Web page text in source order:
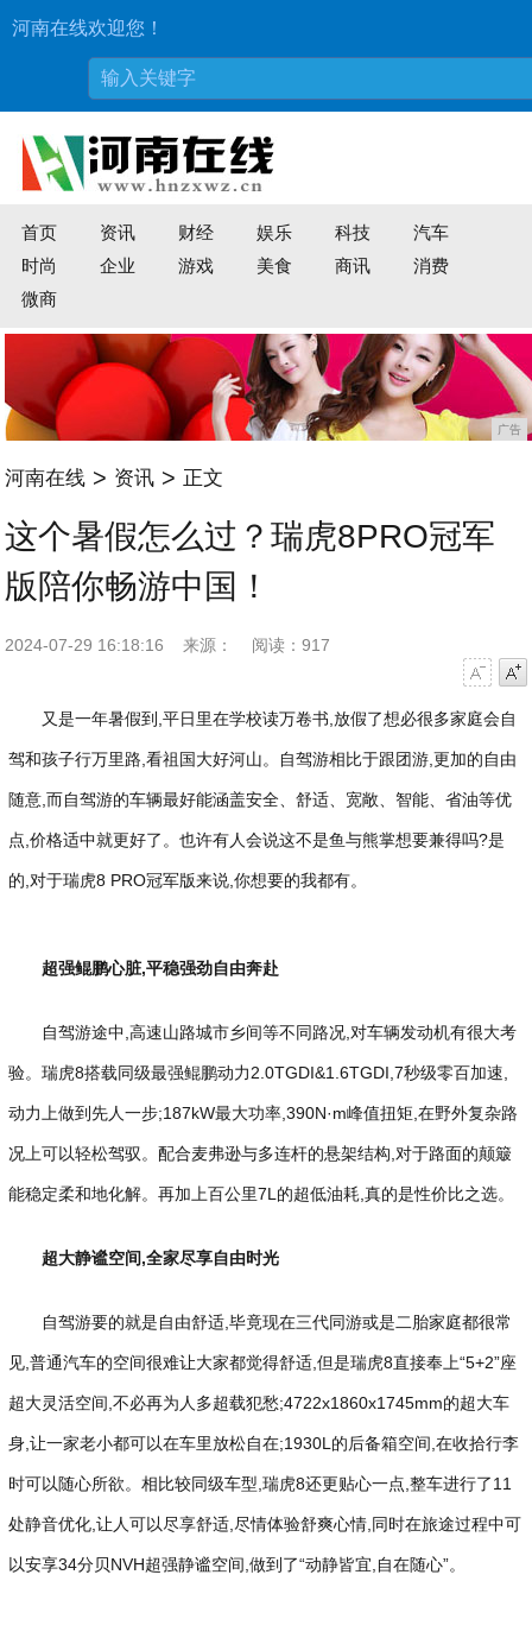
河南在线欢迎您！
首页 资讯 财经 娱乐 科技
汽车
时尚
企业 游戏 美食 商讯
消费
微商
广告
河南在线 > 资讯 > 正文
这个暑假怎么过？瑞虎8PRO冠军
版陪你畅游中国！
2024-07-29 16:18:16 来源：
阅读：917
又是一年暑假到,平日里在学校读万卷书,放假了想必很多家庭会自
驾和孩子行万里路,看祖国大好河山。自驾游相比于跟团游,更加的自由
随意,而自驾游的车辆最好能涵盖安全、舒适、宽敞、智能、省油等优
点,价格适中就更好了。也许有人会说这不是鱼与熊掌想要兼得吗?是
的,对于瑞虎8 PRO冠军版来说,你想要的我都有。
超强鲲鹏心脏,平稳强劲自由奔赴
自驾游途中,高速山路城市乡间等不同路况,对车辆发动机有很大考
验。瑞虎8搭载同级最强鲲鹏动力2.0TGDI&1.6TGDI,7秒级零百加速,
动力上做到先人一步;187kW最大功率,390N·m峰值扭矩,在野外复杂路
况上可以轻松驾驭。配合麦弗逊与多连杆的悬架结构,对于路面的颠簸
能稳定柔和地化解。再加上百公里7L的超低油耗,真的是性价比之选。
超大静谧空间,全家尽享自由时光
自驾游要的就是自由舒适,毕竟现在三代同游或是二胎家庭都很常
见,普通汽车的空间很难让大家都觉得舒适,但是瑞虎8直接奉上“5+2”座
超大灵活空间,不必再为人多超载犯愁;4722x1860x1745mm的超大车
身,让一家老小都可以在车里放松自在;1930L的后备箱空间,在收拾行李
时可以随心所欲。相比较同级车型,瑞虎8还更贴心一点,整车进行了11
处静音优化,让人可以尽享舒适,尽情体验舒爽心情,同时在旅途过程中可
以安享34分贝NVH超强静谧空间,做到了“动静皆宜,自在随心”。